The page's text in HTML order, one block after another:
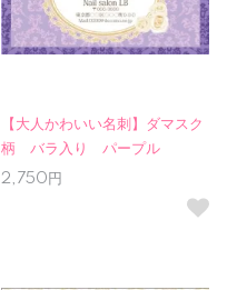
【大人かわいい名刺】ダマスク
柄 バラ入り パープル
2,750円